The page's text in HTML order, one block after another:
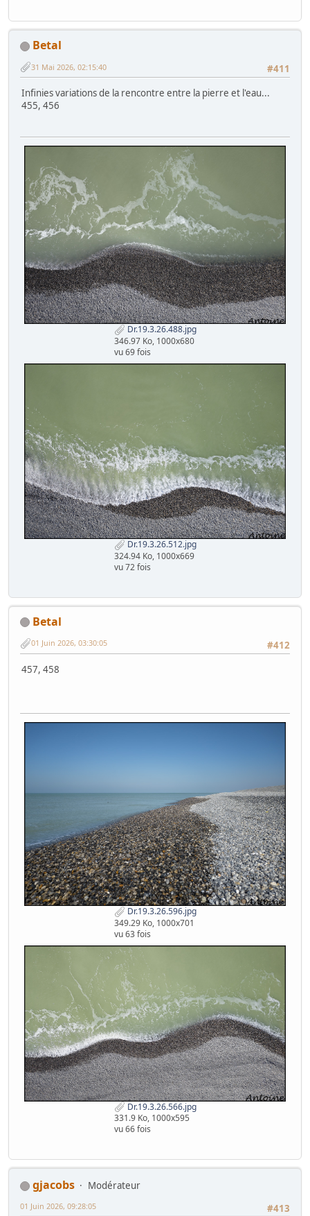
Betal
#411
31 Mai 2026, 02:15:40
Infinies variations de la rencontre entre la pierre et l'eau...
455, 456
Dr.19.3.26.488.jpg
346.97 Ko, 1000x680
vu 69 fois
Dr.19.3.26.512.jpg
324.94 Ko, 1000x669
vu 72 fois
Betal
#412
01 Juin 2026, 03:30:05
457, 458
Dr.19.3.26.596.jpg
349.29 Ko, 1000x701
vu 63 fois
Dr.19.3.26.566.jpg
331.9 Ko, 1000x595
vu 66 fois
gjacobs
Modérateur
#413
01 Juin 2026, 09:28:05